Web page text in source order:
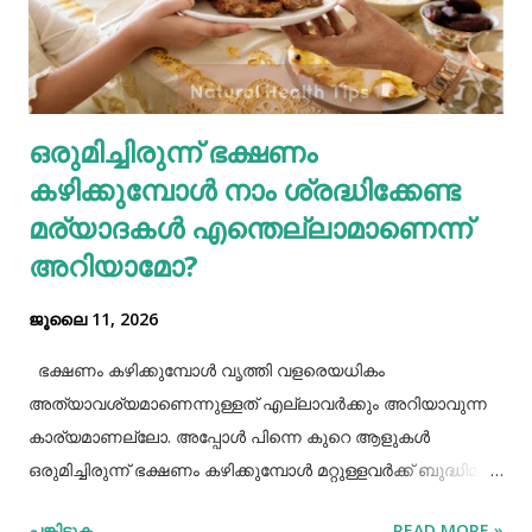
നല്ല മാറ്റങ്ങൾ വരുത്തുന്നത് കൊണ്ട് ഇത്തരം
ഗ്യാസ്ട്രബിലിനെ നമുക്ക് ഇല്ലാതാക്കാം.ഫാസ്റ്റ് ഫുഡ്, ജങ്ക്
ഫുഡ് ഭക്ഷണങ്ങൾ, സ്നാക്സുകൾ തുടങ്ങിയവയെല്ലാം
ശരീരത്തിന് വലിയ ബുദ്ധിമുട്ടുകളാണ് ഉണ്ടാക്കുക.
പുകവലിയും മദ്യപാനവും ശരീരത്തിന് മാരകരോഗങ്ങൾ മാ...
ഒരുമിച്ചിരുന്ന് ഭക്ഷണം
കഴിക്കുമ്പോൾ നാം ശ്രദ്ധിക്കേണ്ട
മര്യാദകൾ എന്തെല്ലാമാണെന്ന്
അറിയാമോ?
ജൂലൈ 11, 2026
ഭക്ഷണം കഴിക്കുമ്പോൾ വൃത്തി വളരെയധികം
അത്യാവശ്യമാണെന്നുള്ളത് എല്ലാവർക്കും അറിയാവുന്ന
കാര്യമാണല്ലോ. അപ്പോൾ പിന്നെ കുറെ ആളുകൾ
ഒരുമിച്ചിരുന്ന് ഭക്ഷണം കഴിക്കുമ്പോൾ മറ്റുള്ളവർക്ക് ബുദ്ധിമുട്ട്